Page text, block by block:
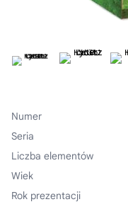
Numer
Seria
Liczba elementów
Wiek
Rok prezentacji